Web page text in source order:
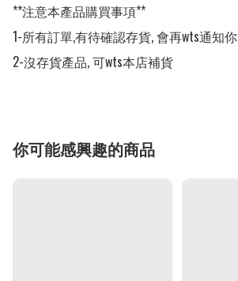
**注意本產品購買事項**
1-所有訂單,有待確認存貨, 會再wts通知你
2-沒存貨產品, 可wts本店補貨
你可能感興趣的商品